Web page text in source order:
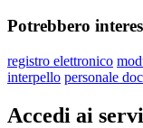
Potrebbero
registro elettronico
interpello personale
Accedi ai